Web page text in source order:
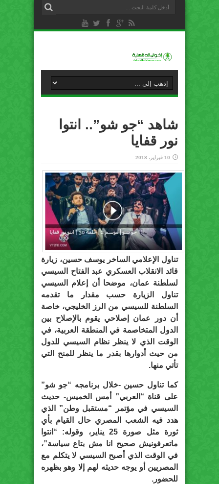
شاهد “جو شو”.. انتوا
نور قفايا
10 فبراير، 2018
تناول الإعلامي الساخر يوسف حسين، زيارة
قائد الانقلاب العسكري عبد الفتاح السيسي
لسلطنة عمان، موضحا أن إعلام السيسي
تناول الزيارة حسب مقدار ما تقدمه
السلطنة للسيسي من الرز الخليجي، خاصة
أن دور عمان إصلاحي يقوم بالإصلاح بين
الدول المتخاصمة في المنطقة العربية، في
الوقت الذي لا ينظر نظام السيسي للدول
من حيث أدوارها بقدر ما ينظر للمنح التي
تأتي منها.
كما تناول حسين -خلال برنامجه “جو شو”
على قناة “العربي” أمس الخميس- حديث
السيسي في مؤتمر “مستقبل وطن” الذي
هدد فيه الشعب المصري حال القيام بأي
ثورة مثل صورة 25 يناير، وقوله: “انتوا
ماتعرفونيش صحيح انا مش بتاع سياسة”،
في الوقت الذي أصبح السيسي لا يتكلم مع
المصريين أو يوجه حديثه لهم إلا وهو بظهره
للحضور.